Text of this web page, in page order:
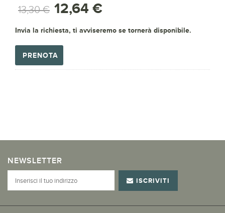
13,30 € 12,64 €
Invia la richiesta, ti avviseremo se tornerà disponibile.
PRENOTA
NEWSLETTER
ISCRIVITI